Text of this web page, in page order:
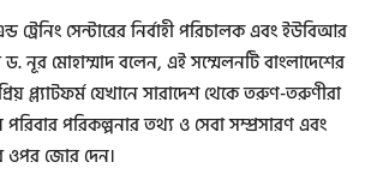
ট্রেনিং সেন্টারের নির্বাহী পরিচালক এবং ইউবিআর
নূর মোহাম্মাদ বলেন, এই সম্মেলনটি বাংলাদেশের
প্ল্যাটফর্ম যেখানে সারাদেশ থেকে তরুণ-তরুণীরা
পরিকল্পনার তথ্য ও সেবা সম্প্রসারণ এবং
ওপর জোর দেন।